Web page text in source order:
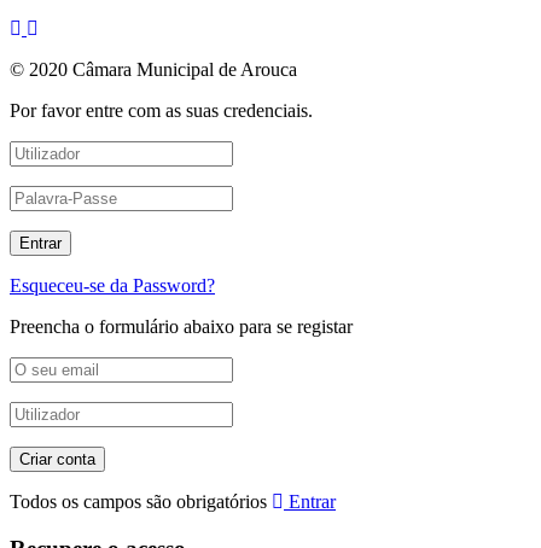
© 2020 Câmara Municipal de Arouca
Por favor entre com as suas credenciais.
Esqueceu-se da Password?
Preencha o formulário abaixo para se registar
Todos os campos são obrigatórios Entrar